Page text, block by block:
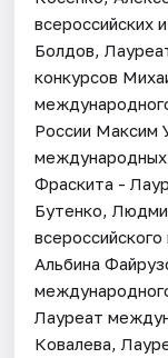
всероссийских
Болдов,
конкурсов
России Максим
Фраскита -
Бутенко,
Альбина
Лауреат
Ковалева,